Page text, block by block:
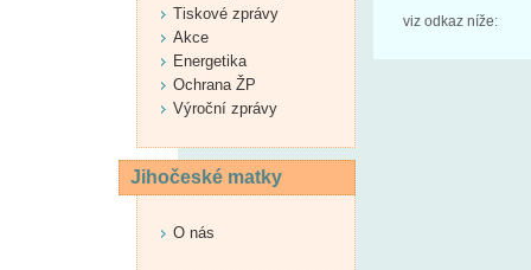
viz odkaz níže:
Tiskové zprávy
Akce
Energetika
Ochrana ŽP
Výroční zprávy
Jihočeské matky
O nás